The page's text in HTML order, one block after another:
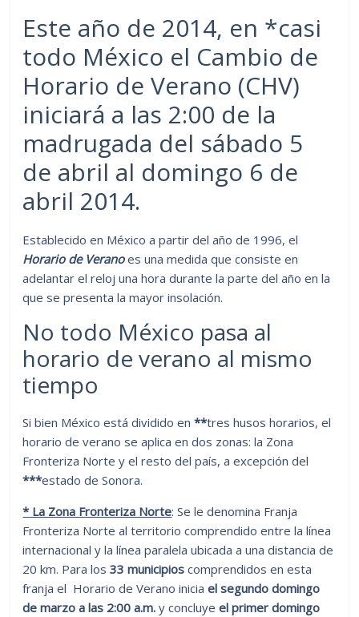
Este año de 2014, en *casi
todo México el Cambio de
Horario de Verano (CHV)
iniciará a las 2:00 de la
madrugada del sábado 5
de abril al domingo 6 de
abril 2014.
Establecido en México a partir del año de 1996, el
Horario de Veranoes una medida que consiste en
adelantar el reloj una hora durante la parte del año en la
que se presenta la mayor insolación.
No todo México pasa al
horario de verano al mismo
tiempo
Si bien México está dividido en**tres husos horarios, el
horario de verano se aplica en dos zonas: la Zona
Fronteriza Norte y el resto del país, a excepción del
***estado de Sonora.
* La Zona Fronteriza Norte: Se le denomina Franja
Fronteriza Norte al territorio comprendido entre la línea
internacional y la línea paralela ubicada a una distancia de
20 km. Para los33 municipios comprendidos en esta
franja el Horario de Verano iniciael segundo domingo
de marzo a las 2:00 a.m. y concluyeel primer domingo